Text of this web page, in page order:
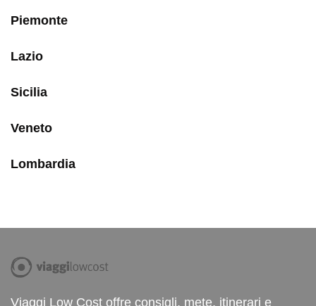
Piemonte
Lazio
Sicilia
Veneto
Lombardia
Viaggi Low Cost offre consigli, mete, itinerari e